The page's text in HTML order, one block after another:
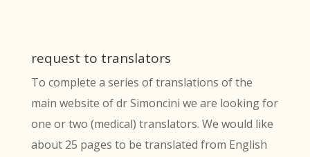
request to translators
To complete a series of translations of the
main website of dr Simoncini we are looking for
one or two (medical) translators. We would like
about 25 pages to be translated from English